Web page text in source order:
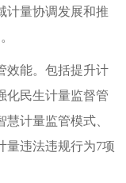
计量协调发展和推
能。包括提升计
化民生计量监督管
计量监管模式、
量违法违规行为7项